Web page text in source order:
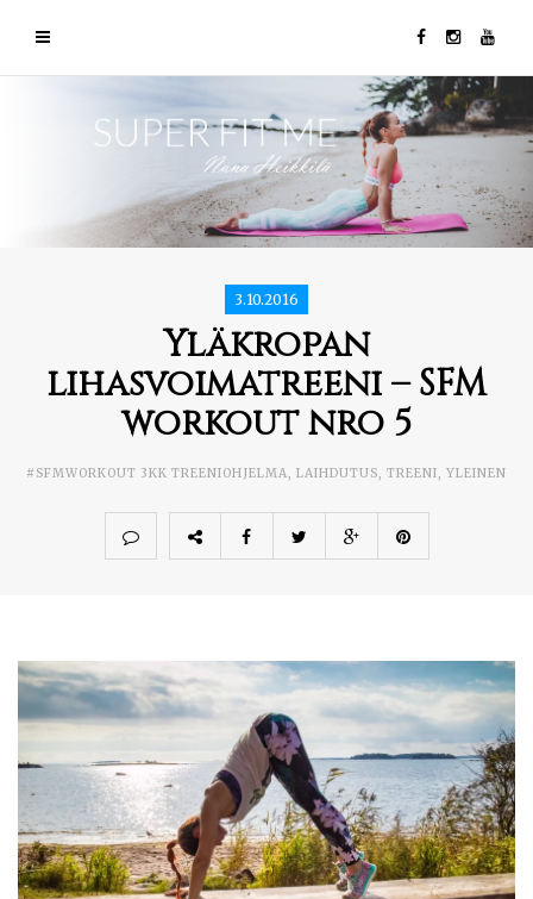
3.10.2016
Yläkropan
lihasvoimatreeni – SFM
workout nro 5
#SFMWORKOUT 3KK TREENIOHJELMA, LAIHDUTUS, TREENI, YLEINEN